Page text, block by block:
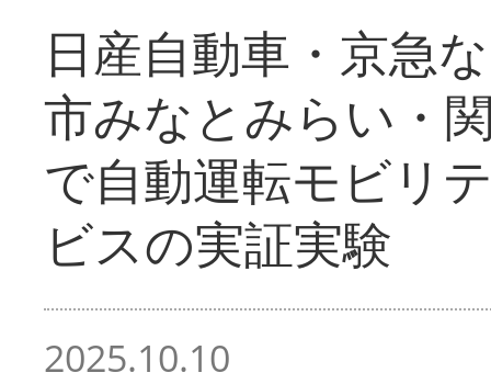
日産自動車・京急
市みなとみらい・
で自動運転モビリ
ビスの実証実験
2025.10.10